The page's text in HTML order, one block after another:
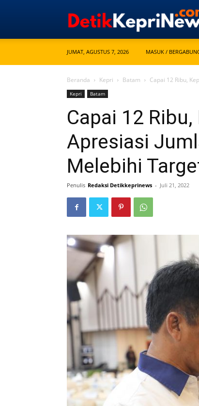
JUMAT, AGUSTUS 7, 2026 MASUK /
Beranda Kepri Batam Capai 12 Ribu,
Kepri Batam
Capai 12
Apresiasi
Melebihi
Penulis Redaksi Detikkeprinews - Juli 21, 2022